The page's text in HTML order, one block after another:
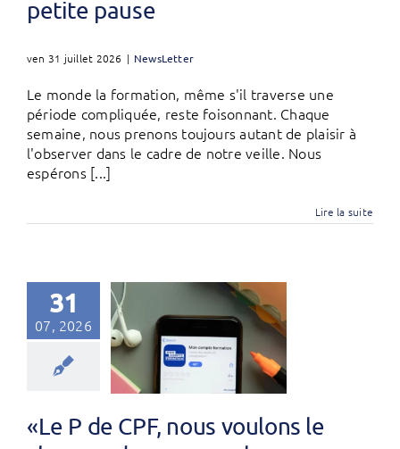
petite pause
ven 31 juillet 2026 | NewsLetter
Le monde la formation, même s'il traverse une
période compliquée, reste foisonnant. Chaque
semaine, nous prenons toujours autant de plaisir à
l'observer dans le cadre de notre veille. Nous
espérons [...]
Lire la suite
31
07, 2026
«Le P de CPF, nous voulons le